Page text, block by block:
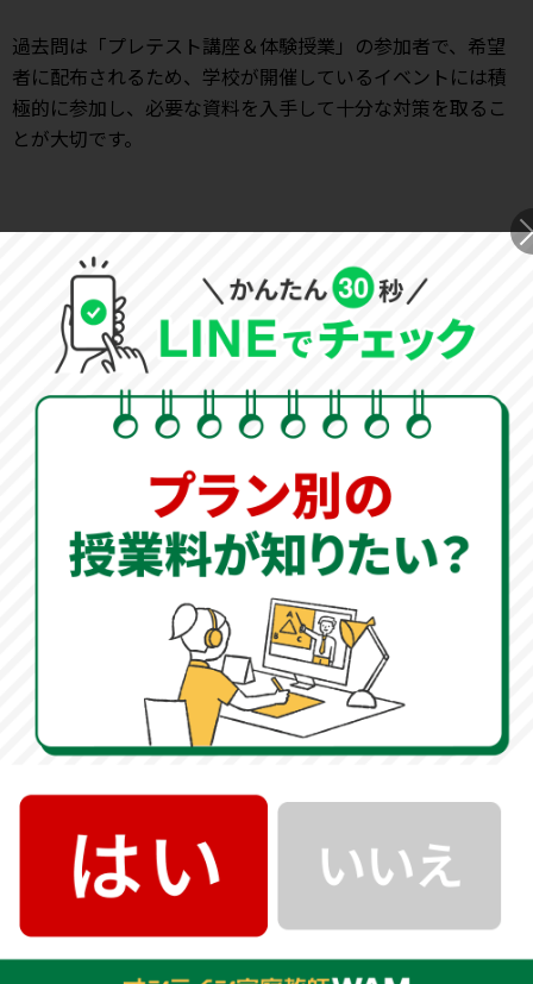
過去問は「プレテスト講座＆体験授業」の参加者で、希望
者に配布されるため、学校が開催しているイベントには積
極的に参加し、必要な資料を入手して十分な対策を取るこ
とが大切です。
夏の受験対策は
オンライン家庭教師のWAMにお任せく
ださい！
夏の過ごし方は、受験の合否を分ける最も重要な時期で
す時期です。総合的に復習する時期だからこそ、
イン家庭教師で塾の補完を行い、根本的に理解するため
の取り組みが重要です。
「オンライン家庭教師WAM」では、指導センター
様の現状をしっかりと分析し、必要なカリキュラムを完
全オーダーメイドで作成します。
夏の学習への取り組み方
ただ闇雲に演習問題をこなすだけでは、成績のブレイク
に任せ、オンライン家庭教師のWAMでは「根本的にどの
ように解けばいいのか」という本質を指導します。
解き方のアプローチを知るだけで、今後の成績は大きく
変わってきます。